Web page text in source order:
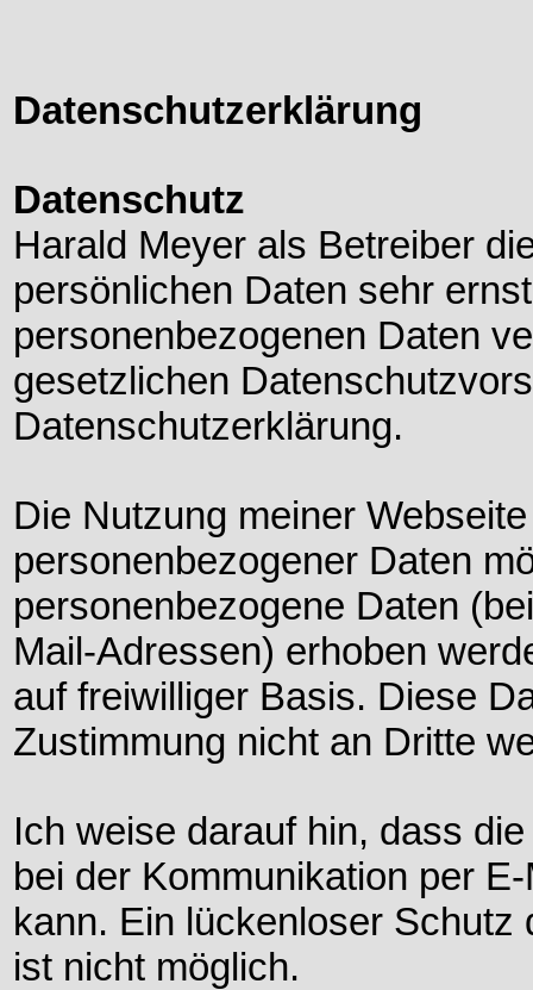
Datenschutzerklärung
Datenschutz
Harald Meyer als Betreiber
persönlichen Daten sehr
personenbezogenen Daten
gesetzlichen
Datenschutzerklärung.
Die Nutzung meiner
personenbezogener Daten
personenbezogene Daten
Mail-Adressen) erhoben
auf freiwilliger Basis. Diese
Zustimmung nicht an Dritte
Ich weise darauf hin, dass
bei der Kommunikation per
kann. Ein lückenloser
ist nicht möglich.